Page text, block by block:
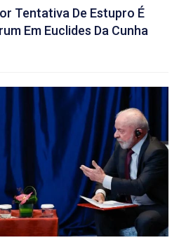
Tentativa De Estupro É
Em Euclides Da Cunha